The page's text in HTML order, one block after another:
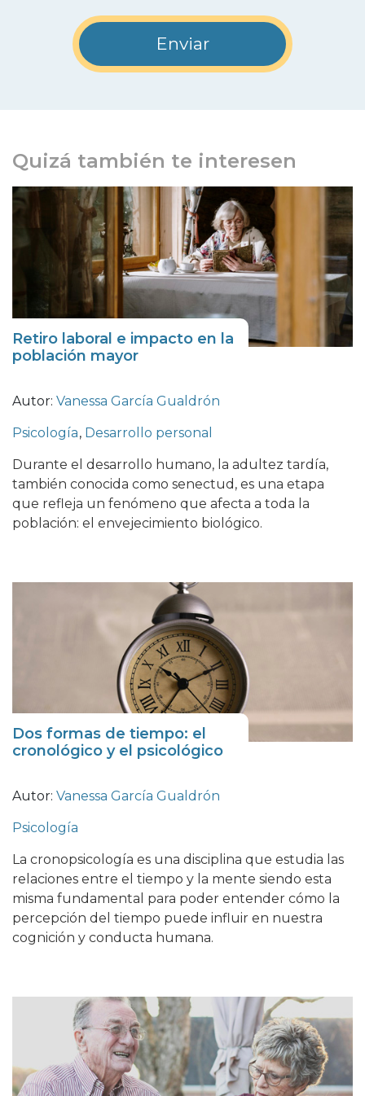
Quizá también te interesen
Retiro laboral e impacto en la
población mayor
Autor: Vanessa García Gualdrón
Psicología, Desarrollo personal
Durante el desarrollo humano, la adultez tardía,
también conocida como senectud, es una etapa
que refleja un fenómeno que afecta a toda la
población: el envejecimiento biológico.
Dos formas de tiempo: el
cronológico y el psicológico
Autor: Vanessa García Gualdrón
Psicología
La cronopsicología es una disciplina que estudia las
relaciones entre el tiempo y la mente siendo esta
misma fundamental para poder entender cómo la
percepción del tiempo puede influir en nuestra
cognición y conducta humana.